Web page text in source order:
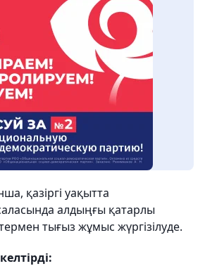
қазіргі уақытта
алдыңғы қатарлы
тығыз жұмыс жүргізілуде.